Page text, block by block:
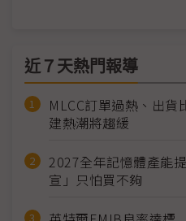
近７天熱門報導
MLCC訂單過熱、出
建熱潮將趨緩
2027全年記憶體產能
宣」只怕買不夠